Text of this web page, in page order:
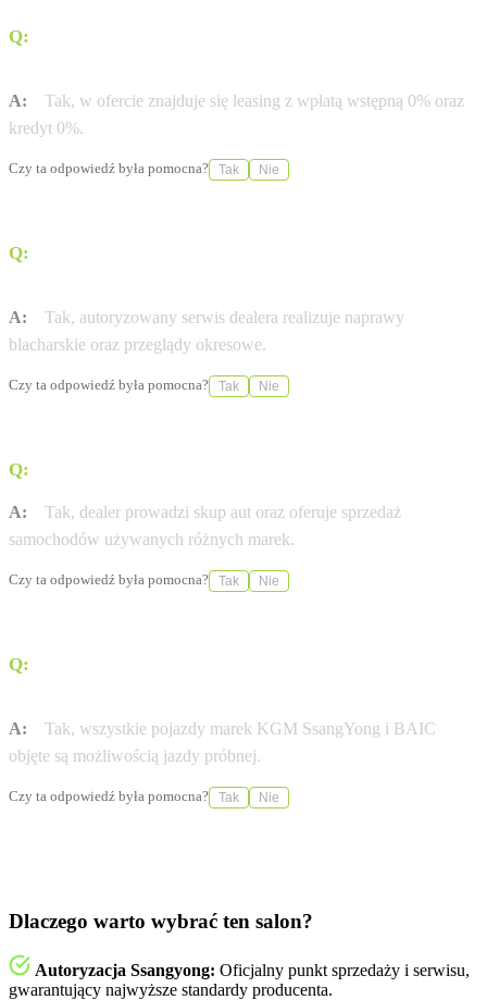
Q:
A:
Tak, w ofercie znajduje się leasing z wpłatą wstępną 0% oraz
kredyt 0%.
Czy ta odpowiedź była pomocna? Tak Nie
Q:
A:
Tak, autoryzowany serwis dealera realizuje naprawy
blacharskie oraz przeglądy okresowe.
Czy ta odpowiedź była pomocna? Tak Nie
Q:
A:
Tak, dealer prowadzi skup aut oraz oferuje sprzedaż
samochodów używanych różnych marek.
Czy ta odpowiedź była pomocna? Tak Nie
Q:
A:
Tak, wszystkie pojazdy marek KGM SsangYong i BAIC
objęte są możliwością jazdy próbnej.
Czy ta odpowiedź była pomocna? Tak Nie
Dlaczego warto wybrać ten salon?
Autoryzacja Ssangyong: Oficjalny punkt sprzedaży i serwisu,
gwarantujący najwyższe standardy producenta.